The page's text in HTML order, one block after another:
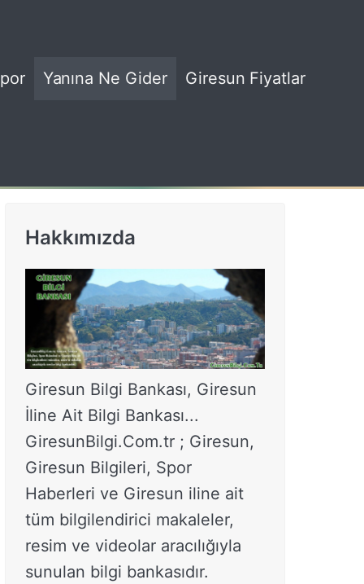
Yanına Ne Gider Giresun Fiyatlar
Hakkımızda
Giresun Bilgi Bankası, Giresun
İline Ait Bilgi Bankası...
GiresunBilgi.Com.tr ; Giresun,
Giresun Bilgileri, Spor
Haberleri ve Giresun iline ait
tüm bilgilendirici makaleler,
resim ve videolar aracılığıyla
sunulan bilgi bankasıdır.